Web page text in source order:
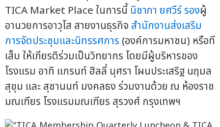
TICA Market Place ในการนี้ นิชาภา ยศวีร์ รองผู้
อานวยการอาวุโส สายงานธุรกิจ สำนักงานส่งเสริม
การจัดประชุมและนิทรรศการ (องค์การมหาชน) หรือที
เส็บ ให้เกียรติร่วมเป็นวิทยากร โดยมีผู้บริหารของ
โรงแรม อาทิ แกรนท์ ฮิลลี่ นุศรา โผนประเสริฐ นฤมล
สุขุม และ สุชานนท์ มงคลธง ร่วมงานด้วย ณ ห้องราช
มณเฑียร โรงแรมมณเฑียร สุรวงศ์ กรุงเทพฯ